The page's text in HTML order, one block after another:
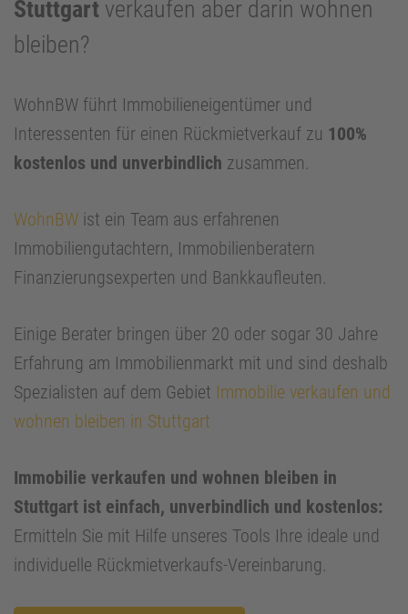
Stuttgart verkaufen aber darin wohnen
bleiben?
WohnBW führt Immobilieneigentümer und
Interessenten für einen Rückmietverkauf zu 100%
kostenlos und unverbindlich zusammen.
WohnBW ist ein Team aus erfahrenen
Immobiliengutachtern, Immobilienberatern
Finanzierungsexperten und Bankkaufleuten.
Einige Berater bringen über 20 oder sogar 30 Jahre
Erfahrung am Immobilienmarkt mit und sind deshalb
Spezialisten auf dem Gebiet Immobilie verkaufen und
wohnen bleiben in Stuttgart
Immobilie verkaufen und wohnen bleiben in
Stuttgart ist einfach, unverbindlich und kostenlos:
Ermitteln Sie mit Hilfe unseres Tools Ihre ideale und
individuelle Rückmietverkaufs-Vereinbarung.